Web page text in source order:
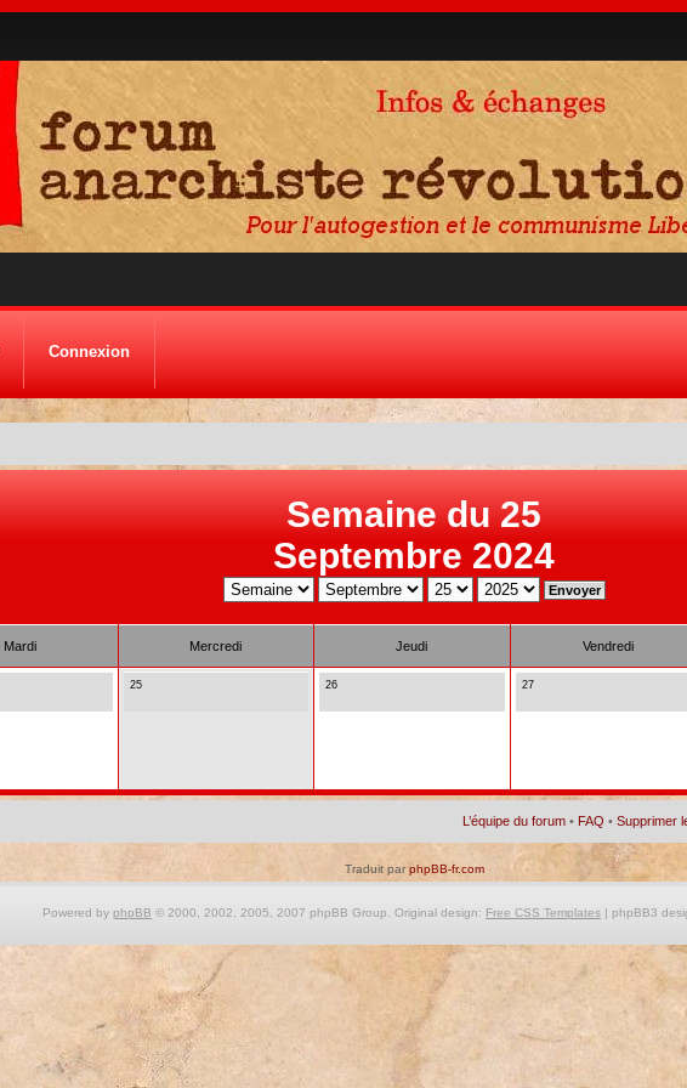
Connexion
Semaine du 25
Septembre 2024
Mardi Mercredi Jeudi Vendredi
25 26 27
L’équipe du forum • FAQ •Supprimer
Traduit parphpBB-fr.com
Powered by phpBB © 2000, 2002, 2005, 2007 phpBB Group. Original design: Free CSS Templates| phpBB3